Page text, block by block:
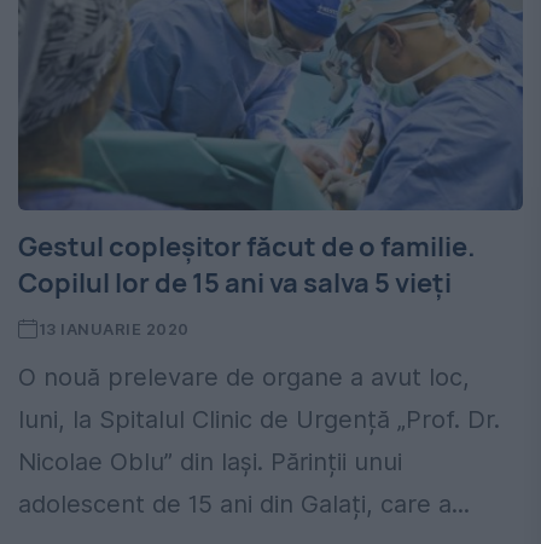
Gestul copleșitor făcut de o familie.
Copilul lor de 15 ani va salva 5 vieți
13 IANUARIE 2020
O nouă prelevare de organe a avut loc,
luni, la Spitalul Clinic de Urgență „Prof. Dr.
Nicolae Oblu” din Iași. Părinții unui
adolescent de 15 ani din Galați, care a...